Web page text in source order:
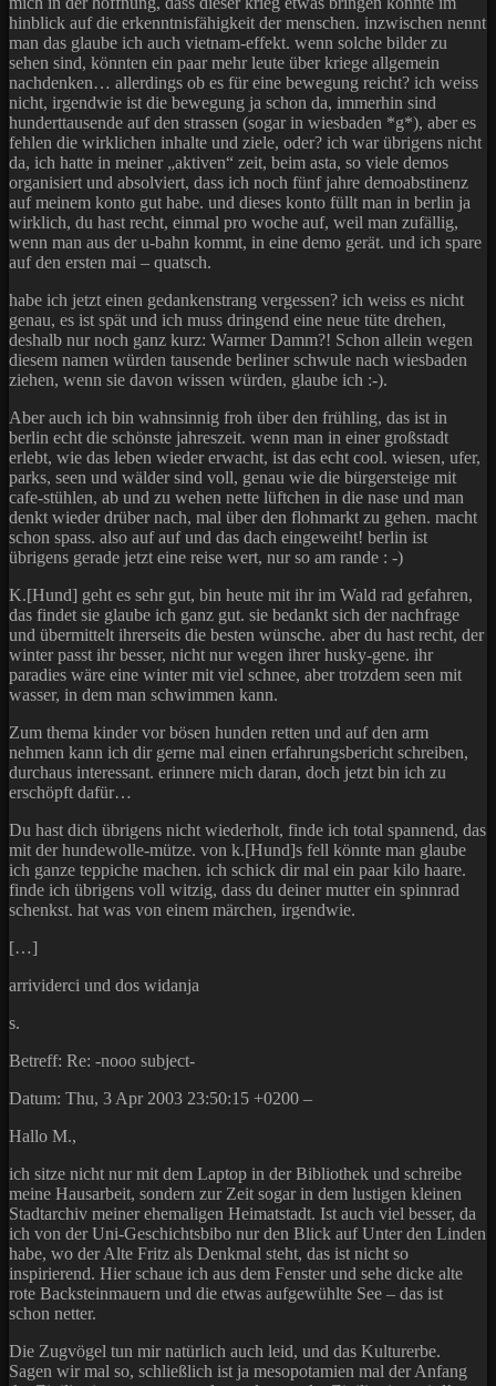
hinblick auf die erkenntnisfähigkeit der menschen. inzwischen nennt
man das glaube ich auch vietnam-effekt. wenn solche bilder zu
sehen sind, könnten ein paar mehr leute über kriege allgemein
nachdenken… allerdings ob es für eine bewegung reicht? ich weiss
nicht, irgendwie ist die bewegung ja schon da, immerhin sind
hunderttausende auf den strassen (sogar in wiesbaden *g*), aber es
fehlen die wirklichen inhalte und ziele, oder? ich war übrigens nicht
da, ich hatte in meiner „aktiven“ zeit, beim asta, so viele demos
organisiert und absolviert, dass ich noch fünf jahre demoabstinenz
auf meinem konto gut habe. und dieses konto füllt man in berlin ja
wirklich, du hast recht, einmal pro woche auf, weil man zufällig,
wenn man aus der u-bahn kommt, in eine demo gerät. und ich spare
auf den ersten mai – quatsch.
habe ich jetzt einen gedankenstrang vergessen? ich weiss es nicht
genau, es ist spät und ich muss dringend eine neue tüte drehen,
deshalb nur noch ganz kurz: Warmer Damm?! Schon allein wegen
diesem namen würden tausende berliner schwule nach wiesbaden
ziehen, wenn sie davon wissen würden, glaube ich :-).
Aber auch ich bin wahnsinnig froh über den frühling, das ist in
berlin echt die schönste jahreszeit. wenn man in einer großstadt
erlebt, wie das leben wieder erwacht, ist das echt cool. wiesen, ufer,
parks, seen und wälder sind voll, genau wie die bürgersteige mit
cafe-stühlen, ab und zu wehen nette lüftchen in die nase und man
denkt wieder drüber nach, mal über den flohmarkt zu gehen. macht
schon spass. also auf auf und das dach eingeweiht! berlin ist
übrigens gerade jetzt eine reise wert, nur so am rande : -)
K.[Hund] geht es sehr gut, bin heute mit ihr im Wald rad gefahren,
das findet sie glaube ich ganz gut. sie bedankt sich der nachfrage
und übermittelt ihrerseits die besten wünsche. aber du hast recht, der
winter passt ihr besser, nicht nur wegen ihrer husky-gene. ihr
paradies wäre eine winter mit viel schnee, aber trotzdem seen mit
wasser, in dem man schwimmen kann.
Zum thema kinder vor bösen hunden retten und auf den arm
nehmen kann ich dir gerne mal einen erfahrungsbericht schreiben,
durchaus interessant. erinnere mich daran, doch jetzt bin ich zu
erschöpft dafür…
Du hast dich übrigens nicht wiederholt, finde ich total spannend, das
mit der hundewolle-mütze. von k.[Hund]s fell könnte man glaube
ich ganze teppiche machen. ich schick dir mal ein paar kilo haare.
finde ich übrigens voll witzig, dass du deiner mutter ein spinnrad
schenkst. hat was von einem märchen, irgendwie.
[…]
arrividerci und dos widanja
s.
Betreff: Re: -nooo subject-
Datum: Thu, 3 Apr 2003 23:50:15 +0200 –
Hallo M.,
ich sitze nicht nur mit dem Laptop in der Bibliothek und schreibe
meine Hausarbeit, sondern zur Zeit sogar in dem lustigen kleinen
Stadtarchiv meiner ehemaligen Heimatstadt. Ist auch viel besser, da
ich von der Uni-Geschichtsbibo nur den Blick auf Unter den Linden
habe, wo der Alte Fritz als Denkmal steht, das ist nicht so
inspirierend. Hier schaue ich aus dem Fenster und sehe dicke alte
rote Backsteinmauern und die etwas aufgewühlte See – das ist
schon netter.
Die Zugvögel tun mir natürlich auch leid, und das Kulturerbe.
Sagen wir mal so, schließlich ist ja mesopotamien mal der Anfang